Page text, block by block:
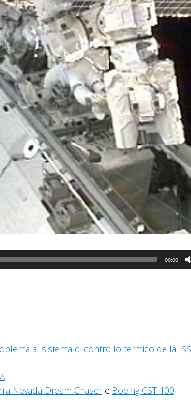
00:00
al sistema di controllo termico della ISS
Nevada Dream Chasere Boeing CST-100